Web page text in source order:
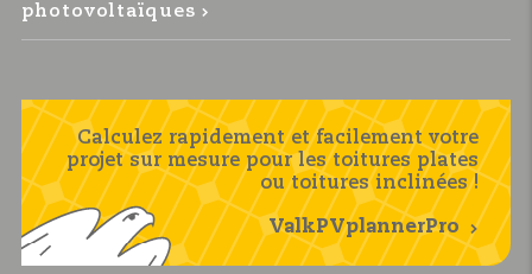
photovoltaïques
Calculez rapidement et facilement votre
projet sur mesure pour les toitures plates
ou toitures inclinées !
ValkPVplannerPro